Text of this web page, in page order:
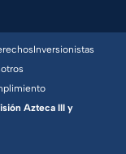
Inversionistas
Azteca III y